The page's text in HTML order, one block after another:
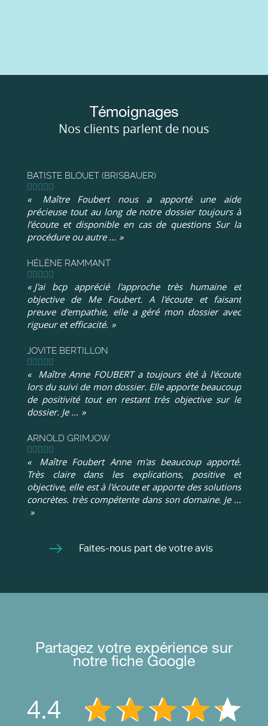
Témoignages
Nos clients parlent de nous
BATISTE BLOUET (BRISBAUER)
Maître Foubert nous a apporté une aide
précieuse tout au long de notre dossier toujours à
l’écoute et disponible en cas de questions Sur la
procédure ou autre ...
HÉLÈNE RAMMANT
J'ai bcp apprécié l'approche très humaine et
objective de Me Foubert. A l'écoute et faisant
preuve d'empathie, elle a géré mon dossier avec
rigueur et efficacité.
JOVITE BERTILLON
Maître Anne FOUBERT a toujours été à l'écoute
lors du suivi de mon dossier. Elle apporte beaucoup
de positivité tout en restant très objective sur le
dossier. Je ...
ARNOLD GRIMJOW
Maître Foubert Anne m'as beaucoup apporté.
Très claire dans les explications, positive et
objective, elle est à l'écoute et apporte des solutions
concrètes. très compétente dans son domaine. Je ...
Faites-nous part de votre avis
Partagez votre expérience sur
notre fiche Google
4.4